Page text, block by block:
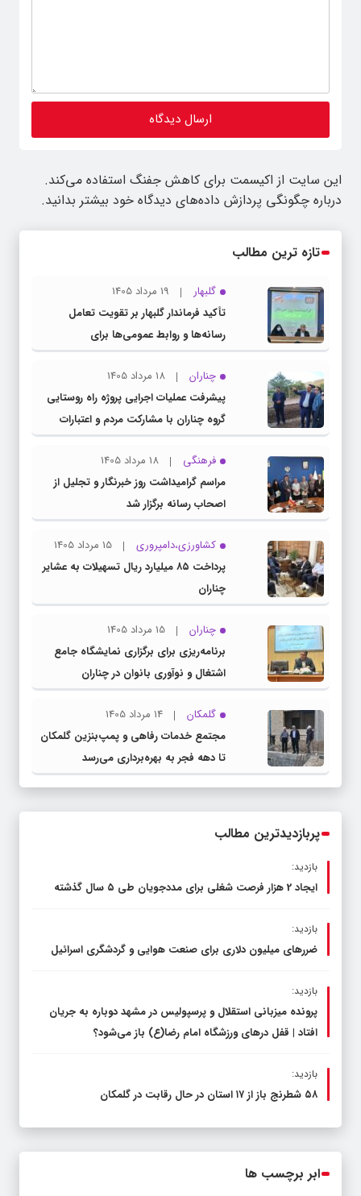
این سایت از اکیسمت برای کاهش جفنگ استفاده می‌کند.
درباره چگونگی پردازش داده‌های دیدگاه خود بیشتر بدانید.
تازه ترین مطالب
گلبهار
19 مرداد 1405
تأکید فرماندار گلبهار بر تقویت تعامل
رسانه‌ها و روابط عمومی‌ها برای
اطلاع‌رسانی شفاف
چناران
18 مرداد 1405
پیشرفت عملیات اجرایی پروژه راه روستایی
گروه چناران با مشارکت مردم و اعتبارات
دولتی
فرهنگی
18 مرداد 1405
مراسم گرامیداشت روز خبرنگار و تجلیل از
اصحاب رسانه برگزار شد
کشاورزی،دامپروری
15 مرداد 1405
پرداخت ۸۵ میلیارد ریال تسهیلات به عشایر
چناران
چناران
15 مرداد 1405
برنامه‌ریزی برای برگزاری نمایشگاه جامع
اشتغال و نوآوری بانوان در چناران
گلمکان
14 مرداد 1405
مجتمع خدمات رفاهی و پمپ‌بنزین گلمکان
تا دهه فجر به بهره‌برداری می‌رسد
پربازدیدترین مطالب
بازدید:
ایجاد 2 هزار فرصت شغلی برای مددجویان طی ۵ سال گذشته
بازدید:
ضررهای میلیون دلاری برای صنعت هوایی و گردشگری اسرائیل
بازدید:
پرونده میزبانی استقلال و پرسپولیس در مشهد دوباره به جریان
افتاد | قفل در‌های ورزشگاه امام رضا(ع) باز می‌شود؟
بازدید:
۵۸ شطرنج‌ باز از ۱۷ استان در حال رقابت در گلمکان
ابر برچسب ها